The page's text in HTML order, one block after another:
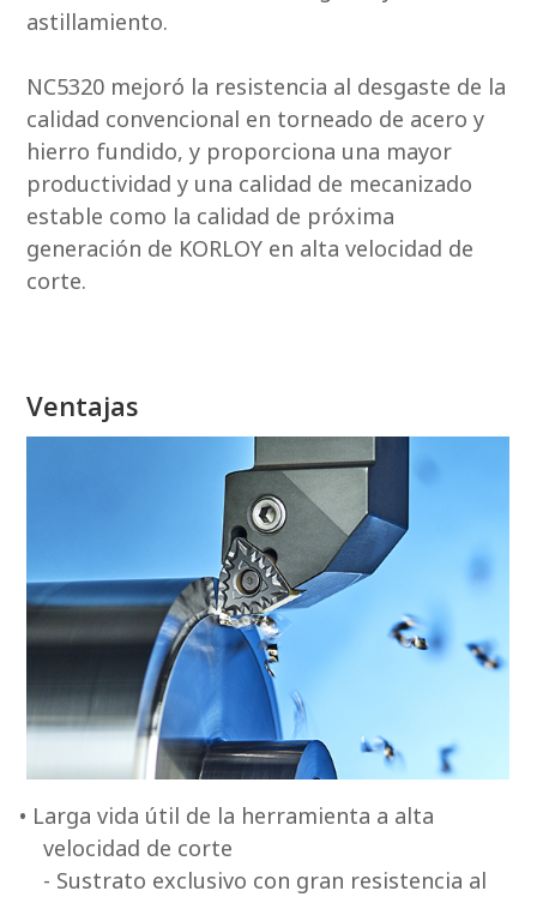
astillamiento.
NC5320 mejoró la resistencia al desgaste de la
calidad convencional en torneado de acero y
hierro fundido, y proporciona una mayor
productividad y una calidad de mecanizado
estable como la calidad de próxima
generación de KORLOY en alta velocidad de
corte.
Ventajas
• Larga vida útil de la herramienta a alta
velocidad de corte
- Sustrato exclusivo con gran resistencia al